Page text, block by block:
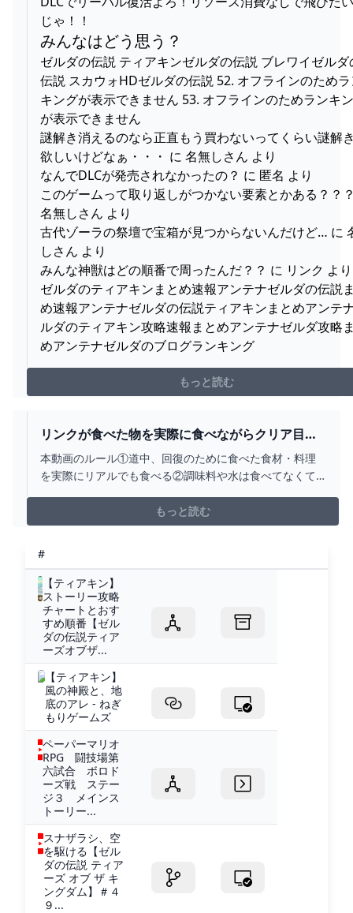
じゃ！！
みんなはどう思う？
ゼルダの伝説 ティアキンゼルダの伝説 ブレワイゼルダ
伝説 スカウォHDゼルダの伝説 52. オフラインのため
キングが表示できません 53. オフラインのためランキ
が表示できません
謎解き消えるのなら正直もう買わないってくらい謎解
欲しいけどなぁ・・・ に 名無しさん より
なんでDLCが発売されなかったの？ に 匿名 より
このゲームって取り返しがつかない要素とかある？？
名無しさん より
古代ゾーラの祭壇で宝箱が見つからないんだけど… に
しさん より
みんな神獣はどの順番で周ったんだ？？ に リンク より
ゼルダのティアキンまとめ速報アンテナゼルダの伝説
め速報アンテナゼルダの伝説ティアキンまとめアンテ
ルダのティアキン攻略速報まとめアンテナゼルダ攻略
めアンテナゼルダのブログランキング
もっと読む
リンクが食べた物を実際に食べながらクリア目指
す企画でとうとうハイラル城に潜入した！！！
【ティアキン】【料理】【ゼルダの伝説ティアー
本動画のルール①道中、回復のために食べた食材・料理
を実際にリアルでも食べる②調味料や水は食べてなくて
２⤵https://youtu.be/-4HQujy3ZsQ◆ナガレの
Twitter◆https://twitter.com/N...
もっと読む
#
【ティアキン】
ストーリー攻略
チャートとおす
すめ順番【ゼル
ダの伝説ティア
ーズオブザ...
【ティアキン】
風の神殿と、地
底のアレ - ねぎ
もりゲームズ
ペーパーマリオ
RPG 闘技場第
六試合 ボロド
ーズ戦 ステー
ジ３ メインス
トーリー...
スナザラシ、空
を駆ける【ゼル
ダの伝説 ティア
ーズ オブ ザ キ
ングダム】＃４
９...